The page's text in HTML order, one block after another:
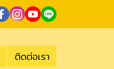
ติดต่อเรา